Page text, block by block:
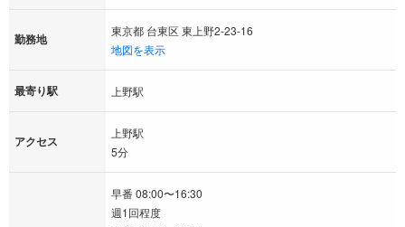
勤務地
東京都 台東区 東上野2-23-16
地図を表示
最寄り駅 上野駅
アクセス
上野駅
5分
早番 08:00〜16:30
週1回程度